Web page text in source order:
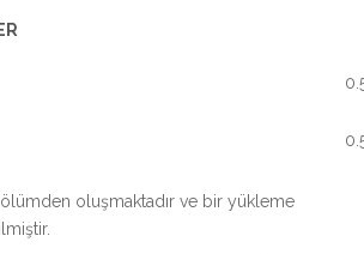
oluşmaktadır ve bir yükleme